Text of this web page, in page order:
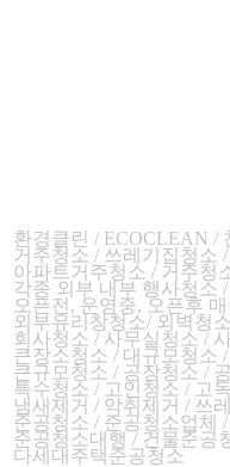
환경클린 / ECOCLEAN /
거주청소 / 쓰레기집청소
아파트거주청소 / 거주청
각종 외부 내부 행사청소
오 픈전, 운영중, 오픈후
외부유리창청소/ 외벽청
회사청소 / 사무실청소 /
큰장소청소 / 대규모청소
큰규모청소 / 공장청소 /
특수청소 / 고인청소 / 고
냄새제거 / 악취제거 / 쓰
준공청소 / 준공청소업체
준공청소대행 / 건물준공
다세대주택준공청소